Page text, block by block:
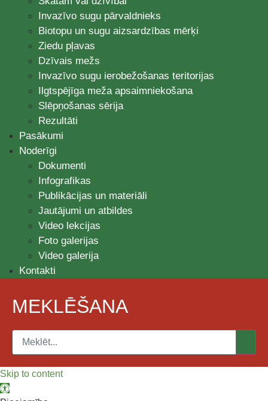
Invazīvo sugu pārvaldnieks
Biotopu un sugu aizsardzības mērķi
Ziedu pļavas
Dzīvais mežs
Invazīvo sugu ierobežošanas teritorijas
Ilgtspējīga meža apsaimniekošana
Slēpņošanas sērija
Rezultāti
Pasākumi
Noderīgi
Dokumenti
Infografikas
Publikācijas un materiāli
Jautājumi un atbildes
Video lekcijas
Foto galerijas
Video galerija
Kontakti
MEKLĒŠANA
Skip to content
Open toolbar